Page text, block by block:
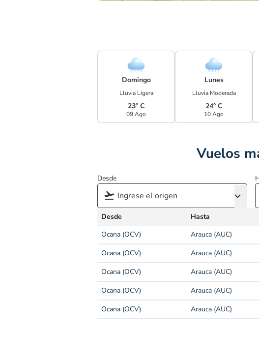
Domingo
Lluvia Ligera
23° C
09 Ago
Lunes
Lluvia Moderada
24° C
10 Ago
Vuelos
Desde
Desde Hasta
Ocana (OCV)
Arauca (AUC)
Ocana (OCV)
Arauca (AUC)
Ocana (OCV)
Arauca (AUC)
Ocana (OCV)
Arauca (AUC)
Ocana (OCV)
Arauca (AUC)